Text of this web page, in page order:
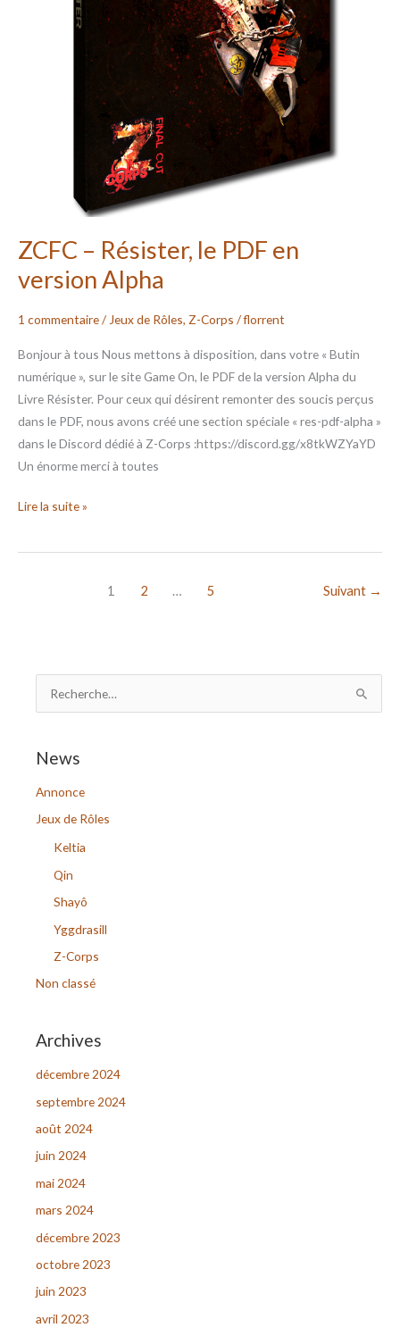
h
e
r
News
Annonce
Jeux de Rôles
Keltia
Qin
Shayô
Yggdrasill
Z-Corps
Non classé
Archives
décembre 2024
septembre 2024
août 2024
juin 2024
mai 2024
mars 2024
décembre 2023
octobre 2023
juin 2023
avril 2023
ZCFC – Résister, le PDF en
version Alpha
1 commentaire/Jeux de Rôles, Z-Corps /florrent
Bonjour à tous Nous mettons à disposition, dans votre « Butin
numérique », sur le site Game On, le PDF de la version Alpha du
Livre Résister. Pour ceux qui désirent remonter des soucis perçus
dans le PDF, nous avons créé une section spéciale « res-pdf-alpha »
dans le Discord dédié à Z-Corps :https://discord.gg/x8tkWZYaYD
Un énorme merci à toutes
Lire la suite »
1 2 … 5 Suivant →